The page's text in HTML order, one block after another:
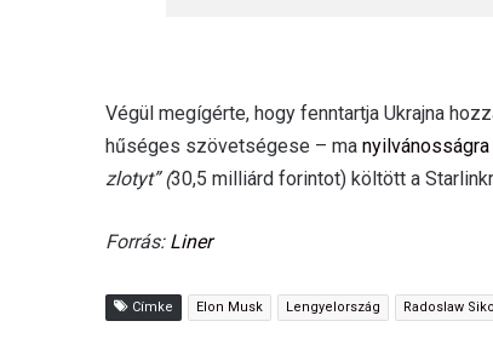
Végül megígérte, hogy fenntartja Ukrajna
hűséges szövetségese – ma
zlotyt” (30,5 milliárd forintot) költött a
Forrás: Liner
Címke Elon Musk Lengyelország Radoslaw